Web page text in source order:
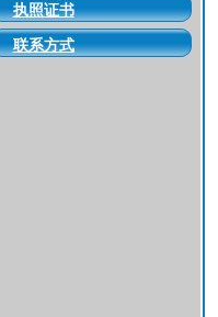
执照证书
联系方式